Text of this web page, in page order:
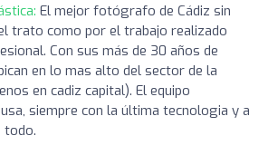
El mejor fotógrafo de Cádiz sin
trato como por el trabajo realizado
Con sus más de 30 años de
en lo mas alto del sector de la
en cadiz capital). El equipo
siempre con la última tecnologia y a
todo.